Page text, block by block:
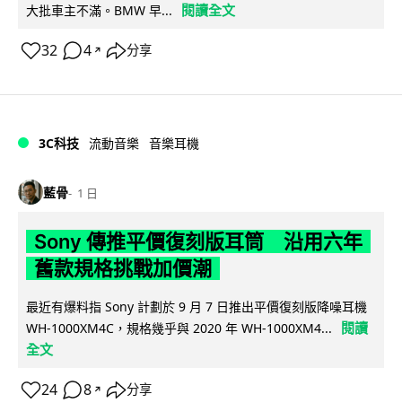
大批車主不滿。BMW 早... 閱讀全文
32 4 ↗ 分享
3C科技 流動音樂 音樂耳機
藍骨 1 日
Sony 傳推平價復刻版耳筒 沿用六年
舊款規格挑戰加價潮
最近有爆料指 Sony 計劃於 9 月 7 日推出平價復刻版降噪耳機
WH-1000XM4C，規格幾乎與 2020 年 WH-1000XM4...
閱讀
全文
24 8 ↗ 分享